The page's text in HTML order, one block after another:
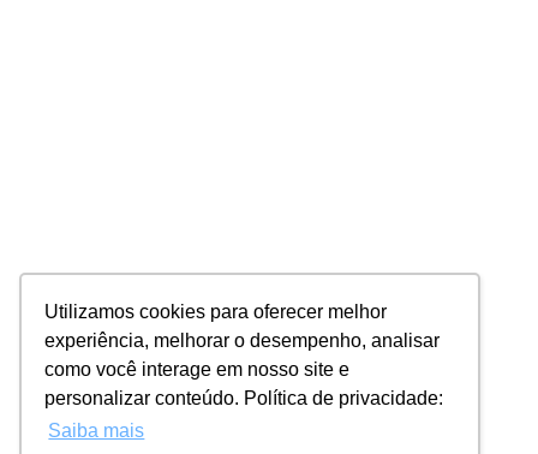
Utilizamos cookies para oferecer melhor
experiência, melhorar o desempenho, analisar
como você interage em nosso site e
personalizar conteúdo. Política de privacidade:
Saiba mais